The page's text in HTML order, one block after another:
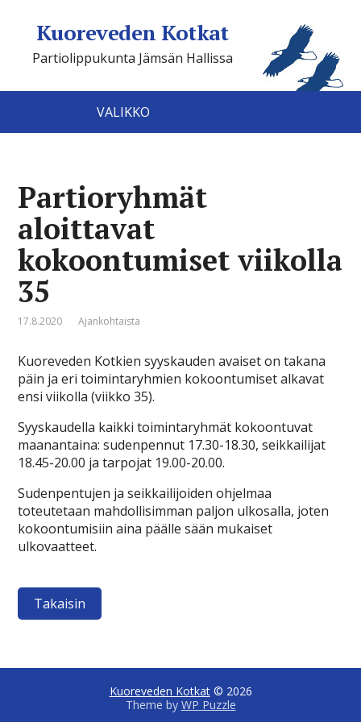
Kuoreveden Kotkat
Partiolippukunta Jämsän Hallissa
VALIKKO
Partioryhmät
aloittavat
kokoontumiset viikolla
35
17.8.2020 Ajankohtaista
Kuoreveden Kotkien syyskauden avaiset on takana
päin ja eri toimintaryhmien kokoontumiset alkavat
ensi viikolla (viikko 35).
Syyskaudella kaikki toimintaryhmät kokoontuvat
maanantaina: sudenpennut 17.30-18.30, seikkailijat
18.45-20.00 ja tarpojat 19.00-20.00.
Sudenpentujen ja seikkailijoiden ohjelmaa
toteutetaan mahdollisimman paljon ulkosalla, joten
kokoontumisiin aina päälle sään mukaiset
ulkovaatteet.
Takaisin
Kuoreveden Kotkat© 2026
Theme by WP Puzzle